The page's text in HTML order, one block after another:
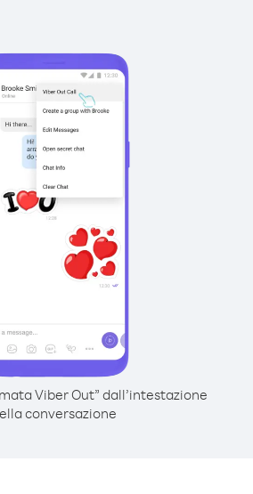
Viber Out” dall’intestazione
conversazione